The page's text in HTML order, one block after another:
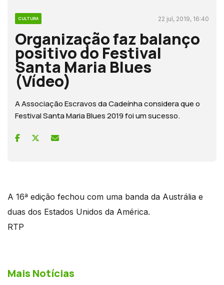
CULTURA 22 jul, 2019, 16:40
Organização faz balanço
positivo do Festival
Santa Maria Blues
(Vídeo)
A Associação Escravos da Cadeínha considera que o
Festival Santa Maria Blues 2019 foi um sucesso.
A 16ª edição fechou com uma banda da Austrália e
duas dos Estados Unidos da América.
RTP
Mais Notícias